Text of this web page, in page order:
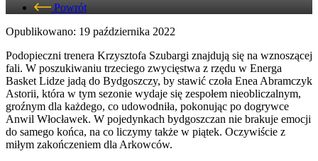
Powrót
Opublikowano: 19 października 2022
Podopieczni trenera Krzysztofa Szubargi znajdują się na wznoszącej
fali. W poszukiwaniu trzeciego zwycięstwa z rzędu w Energa
Basket Lidze jadą do Bydgoszczy, by stawić czoła Enea Abramczyk
Astorii, która w tym sezonie wydaje się zespołem nieobliczalnym,
groźnym dla każdego, co udowodniła, pokonując po dogrywce
Anwil Włocławek. W pojedynkach bydgoszczan nie brakuje emocji
do samego końca, na co liczymy także w piątek. Oczywiście z
miłym zakończeniem dla Arkowców.